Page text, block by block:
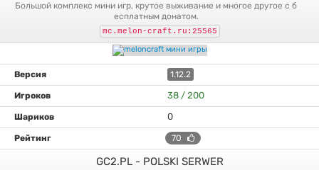
большой комплекс мини игр, крутое выживание и многое другое с б
есплатным донатом.
mc.melon-craft.ru:25565
1.12.2
38 / 200
0
70
GC2.PL - POLSKI SERWER